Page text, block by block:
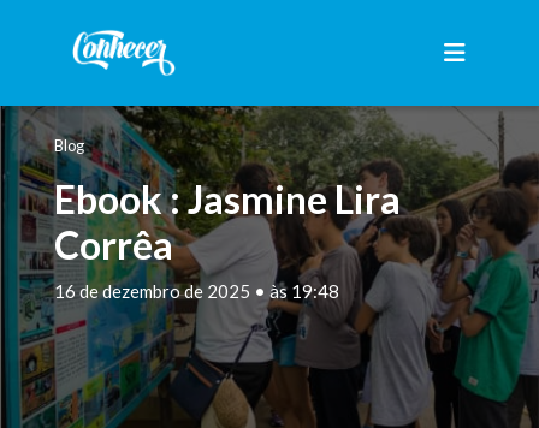
Blog
Ebook : Jasmine Lira
Corrêa
16 de dezembro de 2025 • às 19:48